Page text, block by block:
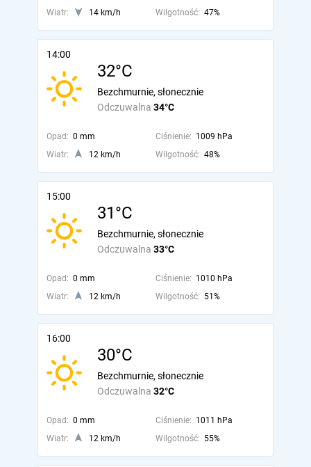
Wiatr:
14 km/h Wilgotność: 47%
14:00
32°C
Odczuwalna 34°C
Bezchmurnie, słonecznie
Opad: 0 mm Ciśnienie: 1009 hPa
Wiatr:
12 km/h Wilgotność: 48%
15:00
31°C
Odczuwalna 33°C
Bezchmurnie, słonecznie
Opad: 0 mm Ciśnienie: 1010 hPa
Wiatr:
12 km/h Wilgotność: 51%
16:00
30°C
Odczuwalna 32°C
Bezchmurnie, słonecznie
Opad: 0 mm Ciśnienie: 1011 hPa
Wiatr:
12 km/h Wilgotność: 55%